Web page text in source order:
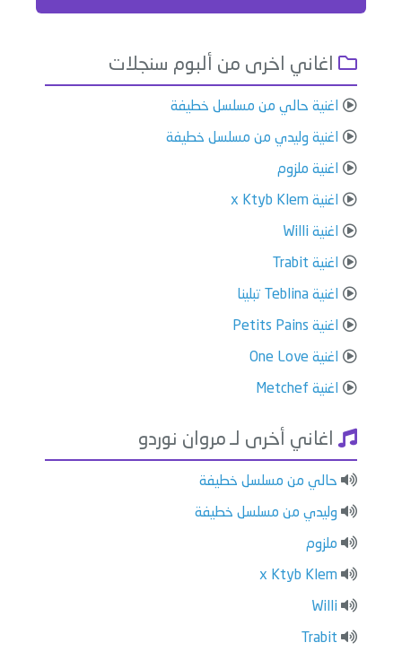
اغاني اخرى من ألبوم سنجلات
اغنية حالي من مسلسل خطيفة
اغنية وليدي من مسلسل خطيفة
اغنية ملزوم
اغنية x Ktyb Klem
اغنية Willi
اغنية Trabit
اغنية Teblina تبلينا
اغنية Petits Pains
اغنية One Love
اغنية Metchef
اغاني أخرى لـ مروان نوردو
حالي من مسلسل خطيفة
وليدي من مسلسل خطيفة
ملزوم
x Ktyb Klem
Willi
Trabit